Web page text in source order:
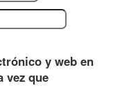
y web en
vez que